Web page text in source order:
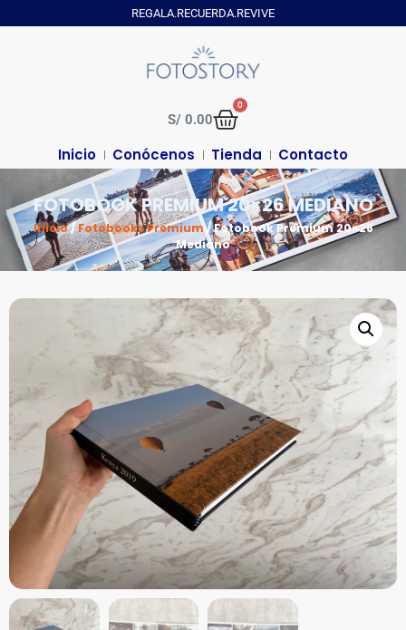
REGALA.RECUERDA.REVIVE
S/ 0.00
0
Inicio Conócenos Tienda Contacto
FOTOBOOK PREMIUM 20×26 MEDIANO
Inicio/Fotobooks Premium/ Fotobook Premium 20×26
Mediano